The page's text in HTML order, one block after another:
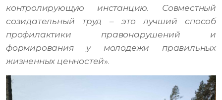
контролирующую инстанцию. Совместный
созидательный труд – это лучший способ
профилактики правонарушений и
формирования у молодежи правильных
жизненных ценностей».